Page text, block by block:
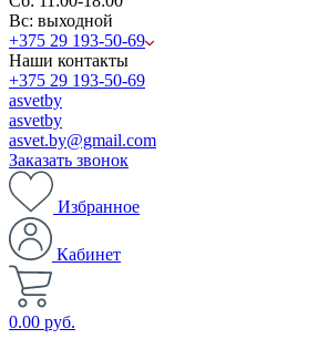
Вс: выходной
+375 29 193-50-69
Наши контакты
+375 29 193-50-69
asvetby
asvetby
asvet.by@gmail.com
Заказать звонок
Избранное
Кабинет
0.00 руб.